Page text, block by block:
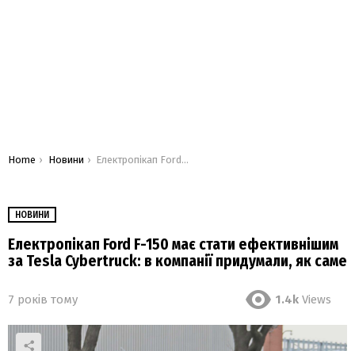
You are here:
Home Новини Електропікап Ford F-150 має стати ефективнішим за Tesla Cybertruck: в компанії придумали, як саме
НОВИНИ
Електропікап Ford F-150 має стати ефективнішим
за Tesla Cybertruck: в компанії придумали, як саме
7 років тому 1.4k Views